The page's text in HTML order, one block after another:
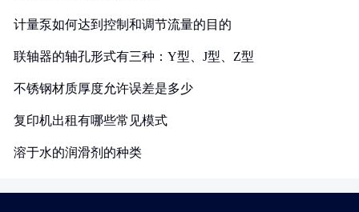
计量泵如何达到控制和调节流量的目的
联轴器的轴孔形式有三种：Y型、J型、Z型
不锈钢材质厚度允许误差是多少
复印机出租有哪些常见模式
溶于水的润滑剂的种类